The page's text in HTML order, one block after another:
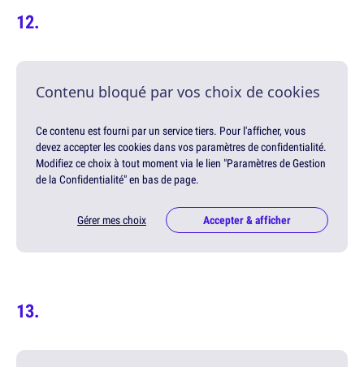
Contenu bloqué par vos choix de cookies
Ce contenu est fourni par un service tiers. Pour l'afficher, vous
devez accepter les cookies dans vos paramètres de confidentialité.
Modifiez ce choix à tout moment via le lien "Paramètres de Gestion
de la Confidentialité" en bas de page.
Gérer mes choix Accepter & afficher